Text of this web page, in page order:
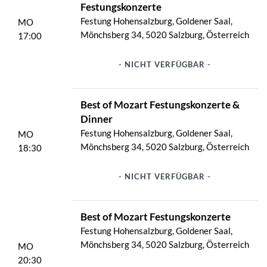
krönenden Abschluß hoch über den Dächern der Stadt.
**********************************************************
MO
17:00
Festungskonzerte
Festung Hohensalzburg, Goldener Saal,
Mönchsberg 34, 5020 Salzburg, Österreich
- NICHT VERFÜGBAR -
MO
18:30
Best of Mozart Festungskonzerte &
Dinner
Festung Hohensalzburg, Goldener Saal,
Mönchsberg 34, 5020 Salzburg, Österreich
- NICHT VERFÜGBAR -
MO
20:30
Best of Mozart Festungskonzerte
Festung Hohensalzburg, Goldener Saal,
Mönchsberg 34, 5020 Salzburg, Österreich